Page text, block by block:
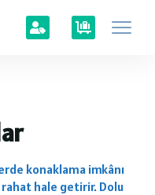
konaklama imkânı
hale getirir. Dolu